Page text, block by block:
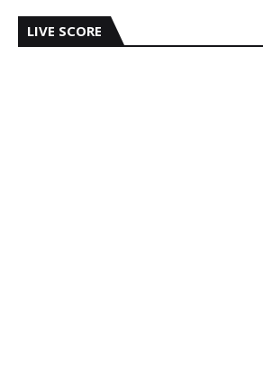
LIVE SCORE